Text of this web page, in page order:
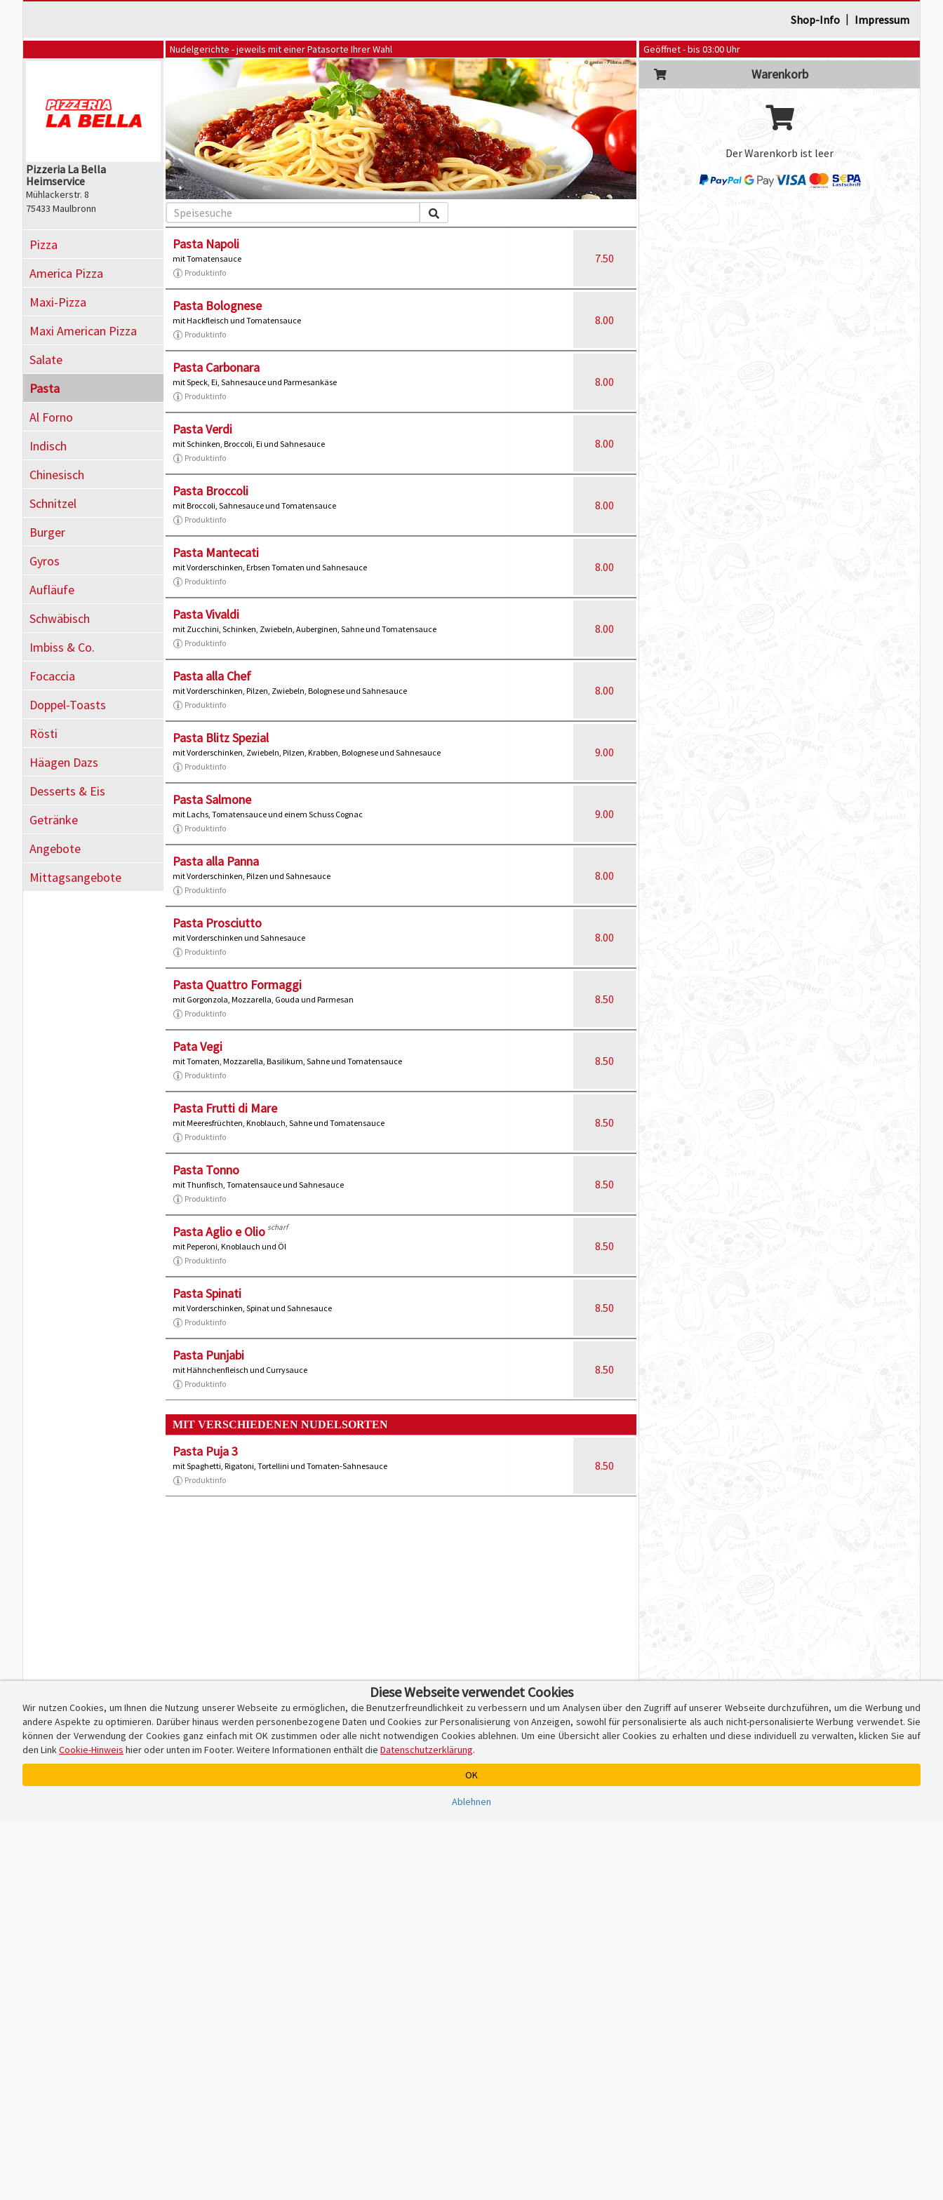
Shop-Info | Impressum
Geöffnet - bis 03:00 Uhr
Warenkorb
Der Warenkorb ist leer
Pizzeria La Bella
Heimservice
Mühlackerstr. 8
75433 Maulbronn
Pizza
America Pizza
Maxi-Pizza
Maxi American Pizza
Salate
Pasta
Al Forno
Indisch
Chinesisch
Schnitzel
Burger
Gyros
Aufläufe
Schwäbisch
Imbiss & Co.
Focaccia
Doppel-Toasts
Rösti
Häagen Dazs
Desserts & Eis
Getränke
Angebote
Mittagsangebote
Nudelgerichte - jeweils mit einer Patasorte Ihrer Wahl
Pasta Napoli
mit Tomatensauce
Produktinfo
7.50
Pasta Bolognese
mit Hackfleisch und Tomatensauce
Produktinfo
8.00
Pasta Carbonara
mit Speck, Ei, Sahnesauce und Parmesankäse
Produktinfo
8.00
Pasta Verdi
mit Schinken, Broccoli, Ei und Sahnesauce
Produktinfo
8.00
Pasta Broccoli
mit Broccoli, Sahnesauce und Tomatensauce
Produktinfo
8.00
Pasta Mantecati
mit Vorderschinken, Erbsen Tomaten und Sahnesauce
Produktinfo
8.00
Pasta Vivaldi
mit Zucchini, Schinken, Zwiebeln, Auberginen, Sahne und Tomatensauce
Produktinfo
8.00
Pasta alla Chef
mit Vorderschinken, Pilzen, Zwiebeln, Bolognese und Sahnesauce
Produktinfo
8.00
Pasta Blitz Spezial
mit Vorderschinken, Zwiebeln, Pilzen, Krabben, Bolognese und Sahnesauce
Produktinfo
9.00
Pasta Salmone
mit Lachs, Tomatensauce und einem Schuss Cognac
Produktinfo
9.00
Pasta alla Panna
mit Vorderschinken, Pilzen und Sahnesauce
Produktinfo
8.00
Pasta Prosciutto
mit Vorderschinken und Sahnesauce
Produktinfo
8.00
Pasta Quattro Formaggi
mit Gorgonzola, Mozzarella, Gouda und Parmesan
Produktinfo
8.50
Pata Vegi
mit Tomaten, Mozzarella, Basilikum, Sahne und Tomatensauce
Produktinfo
8.50
Pasta Frutti di Mare
mit Meeresfrüchten, Knoblauch, Sahne und Tomatensauce
Produktinfo
8.50
Pasta Tonno
mit Thunfisch, Tomatensauce und Sahnesauce
Produktinfo
8.50
Pasta Aglio e Olio scharf
mit Peperoni, Knoblauch und Öl
Produktinfo
8.50
Pasta Spinati
mit Vorderschinken, Spinat und Sahnesauce
Produktinfo
8.50
Pasta Punjabi
mit Hähnchenfleisch und Currysauce
Produktinfo
8.50
MIT VERSCHIEDENEN NUDELSORTEN
Pasta Puja 3
mit Spaghetti, Rigatoni, Tortellini und Tomaten-Sahnesauce
Produktinfo
8.50
Diese Webseite verwendet Cookies
Wir nutzen Cookies, um Ihnen die Nutzung unserer Webseite zu ermöglichen, die Benutzerfreundlichkeit zu verbessern und um Analysen über den Zugriff auf unserer Webseite durchzuführen, um die Werbung und
andere Aspekte zu optimieren. Darüber hinaus werden personenbezogene Daten und Cookies zur Personalisierung von Anzeigen, sowohl für personalisierte als auch nicht-personalisierte Werbung verwendet. Sie
können der Verwendung der Cookies ganz einfach mit OK zustimmen oder alle nicht notwendigen Cookies ablehnen. Um eine Übersicht aller Cookies zu erhalten und diese individuell zu verwalten, klicken Sie auf
den LinkCookie-Hinweis hier oder unten im Footer. Weitere Informationen enthält die Datenschutzerklärung.
OK
Ablehnen